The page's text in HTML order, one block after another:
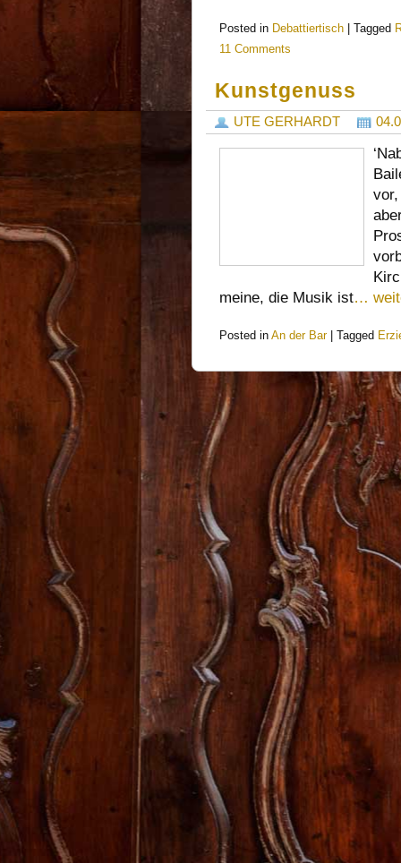
Posted in Debattiertisch Tagged
11 Comments
Kunstgenuss
UTE GERHARDT
meine, die Musik ist…
Posted in An der Bar Tagged